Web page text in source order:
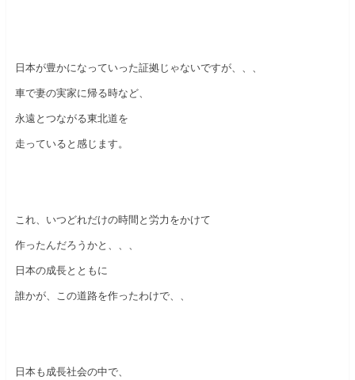
日本が豊かになっていった証拠じゃないですが、、、
車で妻の実家に帰る時など、
永遠とつながる東北道を
走っていると感じます。
これ、いつどれだけの時間と労力をかけて
作ったんだろうかと、、、
日本の成長とともに
誰かが、この道路を作ったわけで、、
日本も成長社会の中で、